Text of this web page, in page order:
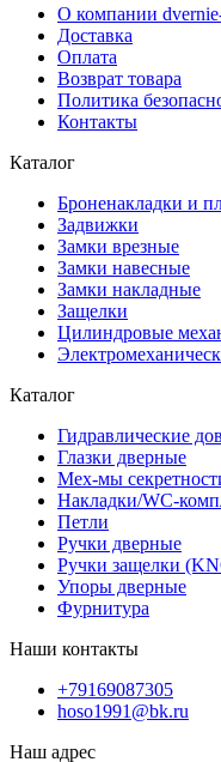
О компании
Доставка
Оплата
Возврат товара
Политика
Контакты
Каталог
Броненакладки и
Задвижки
Замки врезные
Замки навесные
Замки накладные
Защелки
Цилиндровые
Каталог
Гидравлические
Глазки дверные
Мех-мы
Накладки/WC-
Петли
Ручки дверные
Ручки защелки
Упоры дверные
Фурнитура
Наши контакты
+79169087305
hoso1991@bk.ru
Наш адрес